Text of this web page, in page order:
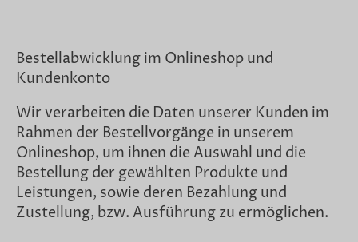
Bestellabwicklung im Onlineshop und
Kundenkonto
Wir verarbeiten die Daten unserer Kunden im
Rahmen der Bestellvorgänge in unserem
Onlineshop, um ihnen die Auswahl und die
Bestellung der gewählten Produkte und
Leistungen, sowie deren Bezahlung und
Zustellung, bzw. Ausführung zu ermöglichen.